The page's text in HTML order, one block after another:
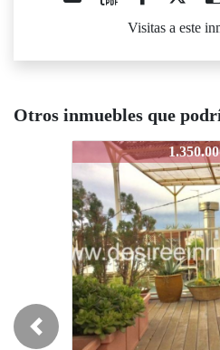
Visitas a este
Otros inmuebles que
SANVALERO
1.350.000 €
3773-SANVALERO
Novedad
Previous